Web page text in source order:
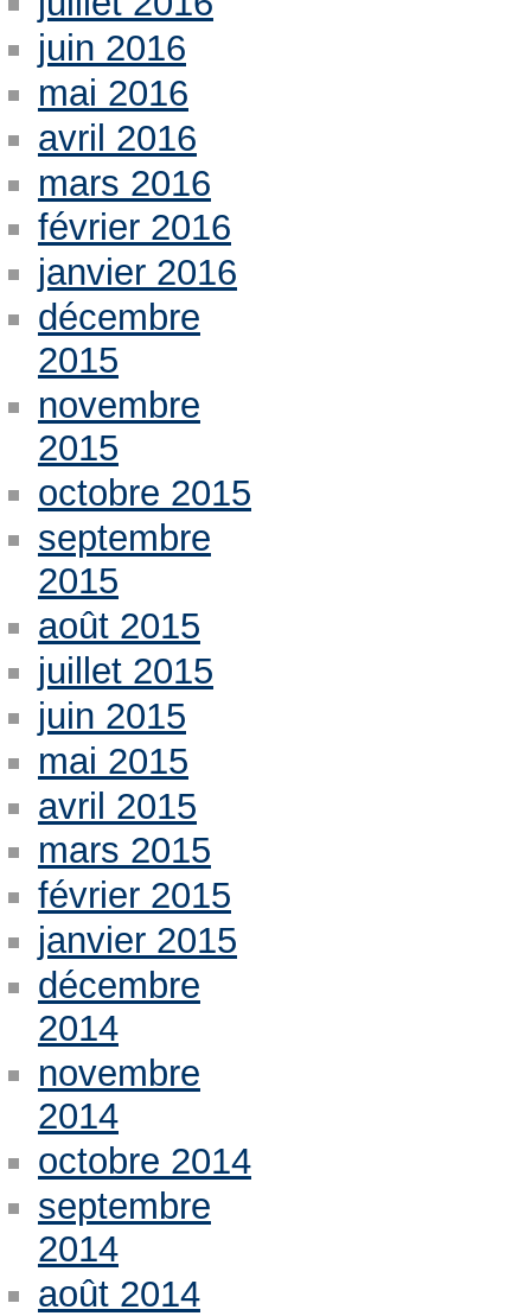
juin 2016
mai 2016
avril 2016
mars 2016
février 2016
janvier 2016
décembre
2015
novembre
2015
octobre 2015
septembre
2015
août 2015
juillet 2015
juin 2015
mai 2015
avril 2015
mars 2015
février 2015
janvier 2015
décembre
2014
novembre
2014
octobre 2014
septembre
2014
août 2014